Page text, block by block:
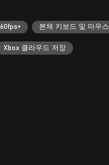
60fps+ 본체 키보드 및 마우스
Xbox 클라우드 저장